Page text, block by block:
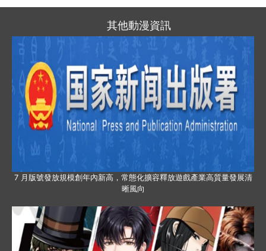
其他動漫資訊
7 月版號發放規模創年內新高，常態化擴容釋放遊戲產業高質量發展清
晰風向